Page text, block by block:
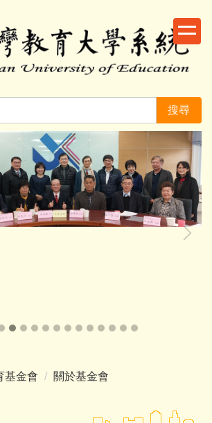
搜尋
基金會 關於基金會